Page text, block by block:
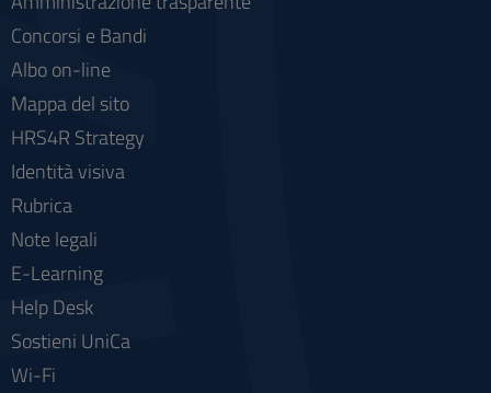
Concorsi e Bandi
Albo on-line
Mappa del sito
HRS4R Strategy
Identità visiva
Rubrica
Note legali
E-Learning
Help Desk
Sostieni UniCa
Wi-Fi